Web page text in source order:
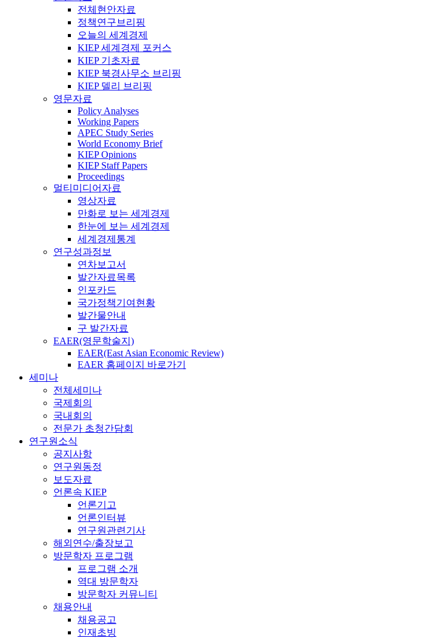
전체현안자료
정책연구브리핑
오늘의 세계경제
KIEP 세계경제 포커스
KIEP 기초자료
KIEP 북경사무소 브리핑
KIEP 델리 브리핑
영문자료
Policy Analyses
Working Papers
APEC Study Series
World Economy Brief
KIEP Opinions
KIEP Staff Papers
Proceedings
멀티미디어자료
영상자료
만화로 보는 세계경제
한눈에 보는 세계경제
세계경제통계
연구성과정보
연차보고서
발간자료목록
인포카드
국가정책기여현황
발간물안내
구 발간자료
EAER(영문학술지)
EAER(East Asian Economic Review)
EAER 홈페이지 바로가기
세미나
전체세미나
국제회의
국내회의
전문가 초청간담회
연구원소식
공지사항
연구원동정
보도자료
언론속 KIEP
언론기고
언론인터뷰
연구원관련기사
해외연수/출장보고
방문학자 프로그램
프로그램 소개
역대 방문학자
방문학자 커뮤니티
채용안내
채용공고
인재초빙